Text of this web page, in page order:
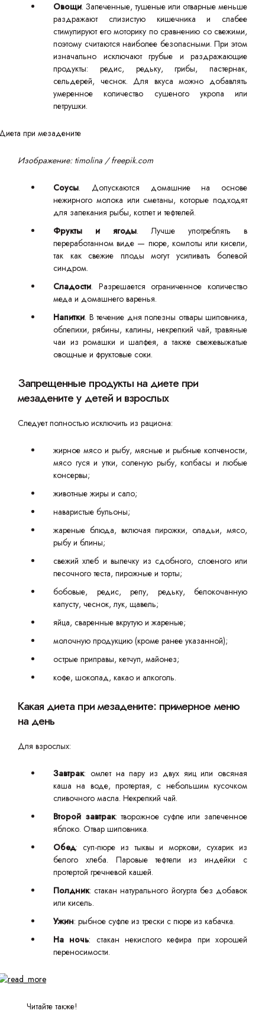
Овощи. Запеченные, тушеные или отварные меньше
раздражают слизистую кишечника и слабее
стимулируют его моторику по сравнению со свежими,
поэтому считаются наиболее безопасными. При этом
изначально исключают грубые и раздражающие
продукты: редис, редьку, грибы, пастернак,
сельдерей, чеснок. Для вкуса можно добавлять
умеренное количество сушеного укропа или
петрушки.
Изображение: timolina / freepik.com
Соусы. Допускаются домашние на основе
нежирного молока или сметаны, которые подходят
для запекания рыбы, котлет и тефтелей.
Фрукты и ягоды. Лучше употреблять в
переработанном виде — пюре, компоты или кисели,
так как свежие плоды могут усиливать болевой
синдром.
Сладости. Разрешается ограниченное количество
меда и домашнего варенья.
Напитки. В течение дня полезны отвары шиповника,
облепихи, рябины, калины, некрепкий чай, травяные
чаи из ромашки и шалфея, а также свежевыжатые
овощные и фруктовые соки.
Запрещенные продукты на диете при
мезадените у детей и взрослых
Следует полностью исключить из рациона:
жирное мясо и рыбу, мясные и рыбные копчености,
мясо гуся и утки, соленую рыбу, колбасы и любые
консервы;
животные жиры и сало;
наваристые бульоны;
жареные блюда, включая пирожки, оладьи, мясо,
рыбу и блины;
свежий хлеб и выпечку из сдобного, слоеного или
песочного теста, пирожные и торты;
бобовые, редис, репу, редьку, белокочанную
капусту, чеснок, лук, щавель;
яйца, сваренные вкрутую и жареные;
молочную продукцию (кроме ранее указанной);
острые приправы, кетчуп, майонез;
кофе, шоколад, какао и алкоголь.
Какая диета при мезадените: примерное меню
на день
Для взрослых:
Завтрак: омлет на пару из двух яиц или овсяная
каша на воде, протертая, с небольшим кусочком
сливочного масла. Некрепкий чай.
Второй завтрак: творожное суфле или запеченное
яблоко. Отвар шиповника.
Обед: суп-пюре из тыквы и моркови, сухарик из
белого хлеба. Паровые тефтели из индейки с
протертой гречневой кашей.
Полдник: стакан натурального йогурта без добавок
или кисель.
Ужин: рыбное суфле из трески с пюре из кабачка.
На ночь: стакан некислого кефира при хорошей
переносимости.
Читайте также!